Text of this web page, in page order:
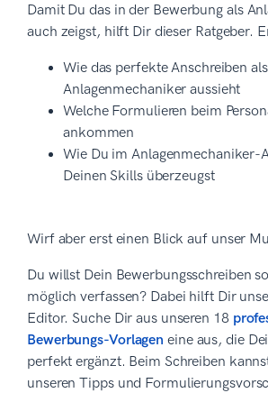
Damit Du das in der Bewerbung als
auch zeigst, hilft Dir dieser Ratgeber.
Wie das perfekte Anschreiben als
Anlagenmechaniker aussieht
Welche Formulieren beim
ankommen
Wie Du im Anlagenmechaniker-
Deinen Skills überzeugst
Wirf aber erst einen Blick auf unser
Du willst Dein Bewerbungsschreiben
möglich verfassen? Dabei hilft Dir
Editor. Suche Dir aus unseren 18
Bewerbungs-Vorlagen eine aus, die
perfekt ergänzt. Beim Schreiben
unseren Tipps und